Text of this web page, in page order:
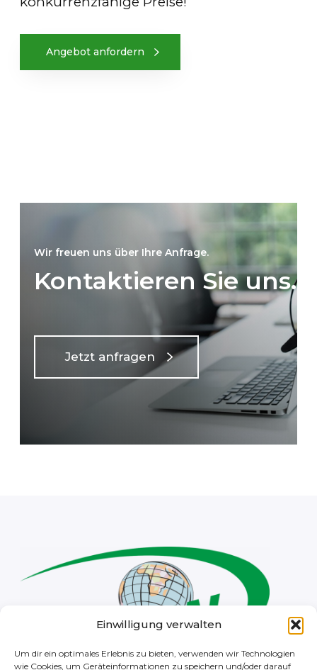
Einwilligung verwalten
Um dir ein optimales Erlebnis zu bieten, verwenden wir Technologien
wie Cookies, um Geräteinformationen zu speichern und/oder darauf
Angebot anfordern
Wir freuen uns über Ihre Anfrage.
Kontaktieren Sie uns.
Jetzt anfragen